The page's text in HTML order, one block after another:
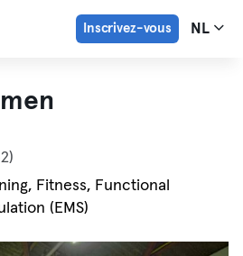
Inscrivez-vous NL
Fitness, Functional
(EMS)